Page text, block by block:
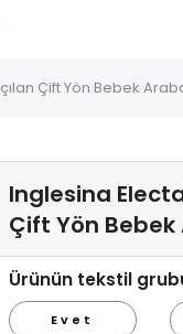
Çift Yön Bebek
Inglesina
Çift Yön Bebek
Ürünün tekstil
Evet